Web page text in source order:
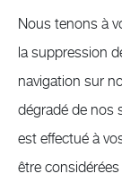
Nous tenons à
la suppression
navigation sur
dégradé de nos
est effectué à
être